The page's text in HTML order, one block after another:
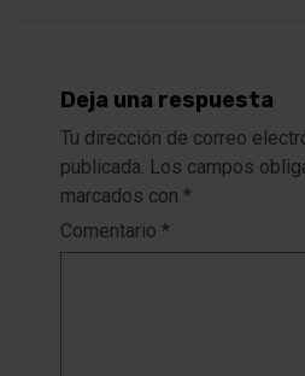
Deja una respuesta
Tu dirección de correo
publicada. Los campos
marcados con *
Comentario *